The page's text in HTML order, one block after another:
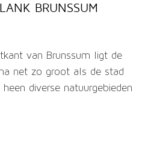
BRUNSSUM
van Brunssum ligt de
net zo groot als de stad
diverse natuurgebieden